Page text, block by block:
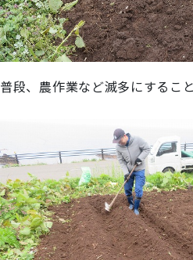
普段、農作業など滅多にするこ